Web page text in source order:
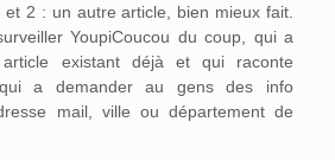
2 : un autre article, bien mieux fait.
YoupiCoucou du coup, qui a
existant déjà et qui raconte
a demander au gens des info
mail, ville ou département de